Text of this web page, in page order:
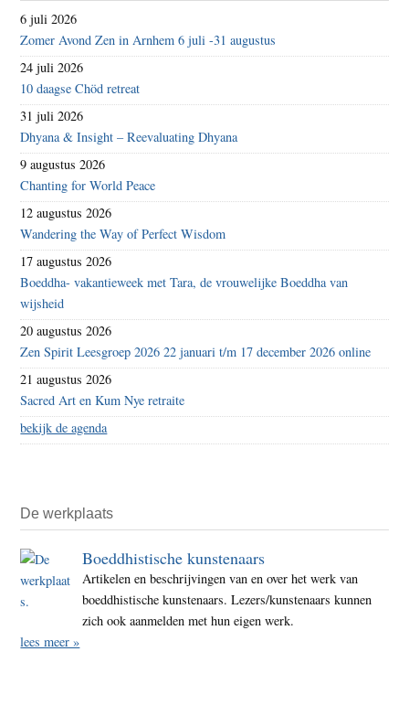
6 juli 2026
Zomer Avond Zen in Arnhem 6 juli -31 augustus
24 juli 2026
10 daagse Chöd retreat
31 juli 2026
Dhyana & Insight – Reevaluating Dhyana
9 augustus 2026
Chanting for World Peace
12 augustus 2026
Wandering the Way of Perfect Wisdom
17 augustus 2026
Boeddha- vakantieweek met Tara, de vrouwelijke Boeddha van
wijsheid
20 augustus 2026
Zen Spirit Leesgroep 2026 22 januari t/m 17 december 2026 online
21 augustus 2026
Sacred Art en Kum Nye retraite
bekijk de agenda
De werkplaats
Boeddhistische kunstenaars
Artikelen en beschrijvingen van en over het werk van
boeddhistische kunstenaars. Lezers/kunstenaars kunnen
zich ook aanmelden met hun eigen werk.
lees meer »